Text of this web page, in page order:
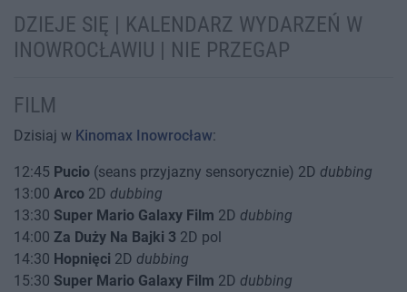
DZIEJE SIĘ | KALENDARZ WYDARZEŃ W
INOWROCŁAWIU | NIE PRZEGAP
FILM
Dzisiaj w Kinomax Inowrocław:
12:45 Pucio (seans przyjazny sensorycznie) 2D dubbing
13:00 Arco 2D dubbing
13:30 Super Mario Galaxy Film 2D dubbing
14:00 Za Duży Na Bajki 3 2D pol
14:30 Hopnięci 2D dubbing
15:30 Super Mario Galaxy Film 2D dubbing